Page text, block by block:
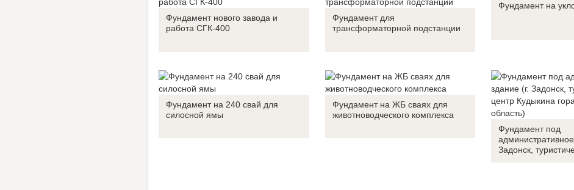
Фундамент нового завода и
работа СГК-400
Фундамент для
трансформаторной подстанции
Фундамент на
Фундамент на 240 свай для
силосной ямы
Фундамент на ЖБ сваях для
животноводческого комплекса
Фундамент под
административное
Задонск,